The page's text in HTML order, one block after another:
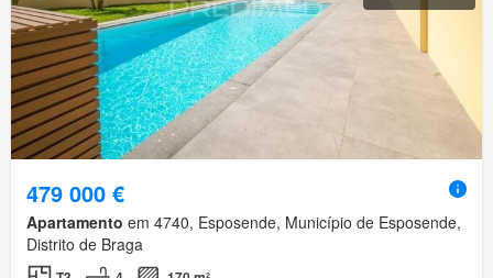
479 000 €
Apartamento em 4740, Esposende, Município de Esposende,
Distrito de Braga